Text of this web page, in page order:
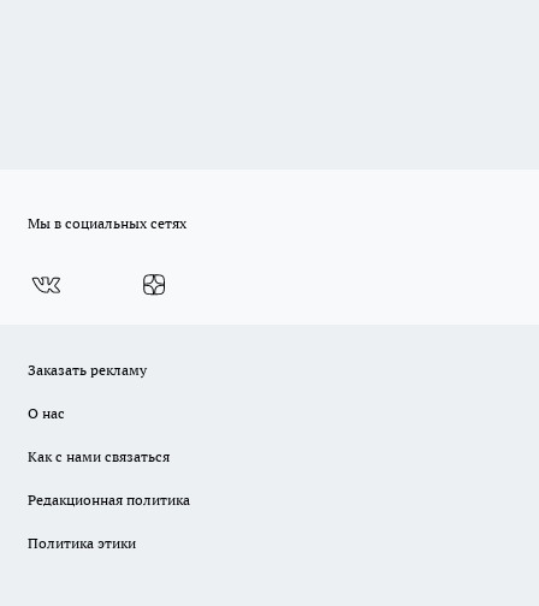
Мы в социальных сетях
Заказать рекламу
О нас
Как с нами связаться
Редакционная политика
Политика этики